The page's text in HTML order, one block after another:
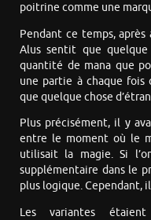
poitrine comme une
Pendant ce temps, après
Alus sentit que
quantité de mana que
une partie à chaque fois
que quelque chose
Plus précisément, il y
entre le moment où le
utilisait la magie. Si
supplémentaire dans le
plus logique. Cependant,
Les variantes